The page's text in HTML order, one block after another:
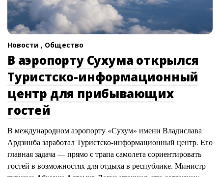
Новости , Общество
В аэропорту Сухума открылся
Туристско-информационный
центр для прибывающих
гостей
В международном аэропорту «Сухум» имени Владислава
Ардзинба заработал Туристско-информационный центр. Его
главная задача — прямо с трапа самолета сориентировать
гостей в возможностях для отдыха в республике. Министр